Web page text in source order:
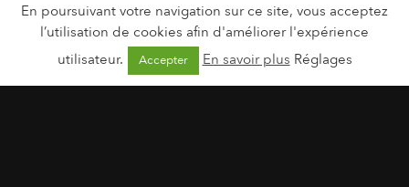
En poursuivant votre navigation sur ce site, vous acceptez
l’utilisation de cookies afin d'améliorer l'expérience
utilisateur.
Accepter En savoir plus Réglages